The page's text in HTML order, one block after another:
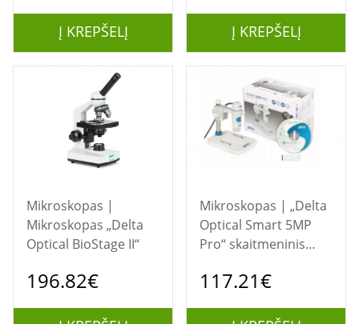
Į KREPŠELĮ Į KREPŠELĮ
Mikroskopas |
Mikroskopas „Delta
Optical BioStage II“
196.82€
Mikroskopas | „Delta
Optical Smart 5MP
Pro“ skaitmeninis
117.21€